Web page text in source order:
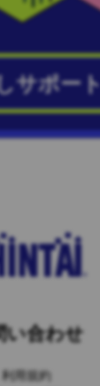
サポート
い合わせ
利用規約